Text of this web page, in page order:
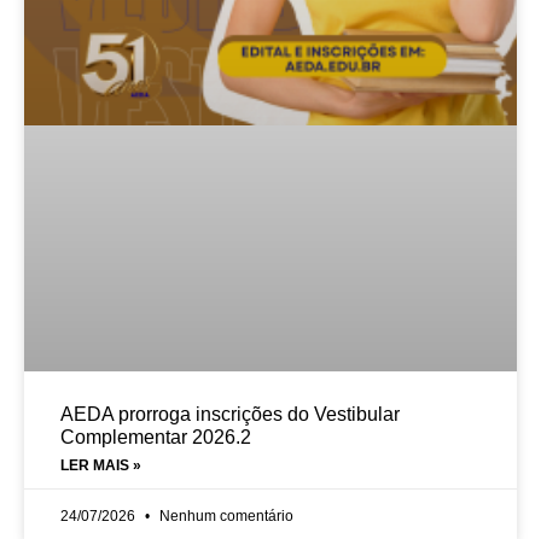
AEDA prorroga inscrições do Vestibular
Complementar 2026.2
LER MAIS »
24/07/2026 Nenhum comentário